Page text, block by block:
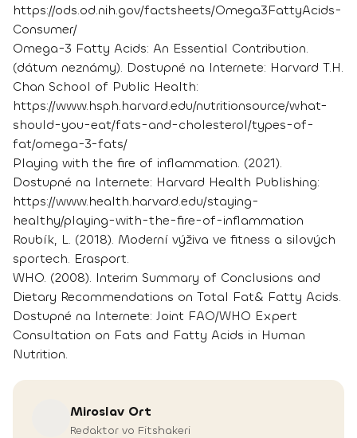
https://ods.od.nih.gov/factsheets/Omega3FattyAcids-
Consumer/
Omega-3 Fatty Acids: An Essential Contribution.
(dátum neznámy). Dostupné na Internete: Harvard T.H.
Chan School of Public Health:
https://www.hsph.harvard.edu/nutritionsource/what-
should-you-eat/fats-and-cholesterol/types-of-
fat/omega-3-fats/
Playing with the fire of inflammation. (2021).
Dostupné na Internete: Harvard Health Publishing:
https://www.health.harvard.edu/staying-
healthy/playing-with-the-fire-of-inflammation
Roubík, L. (2018). Moderní výživa ve fitness a silových
sportech. Erasport.
WHO. (2008). Interim Summary of Conclusions and
Dietary Recommendations on Total Fat& Fatty Acids.
Dostupné na Internete: Joint FAO/WHO Expert
Consultation on Fats and Fatty Acids in Human
Nutrition.
Miroslav Ort
Redaktor vo Fitshakeri